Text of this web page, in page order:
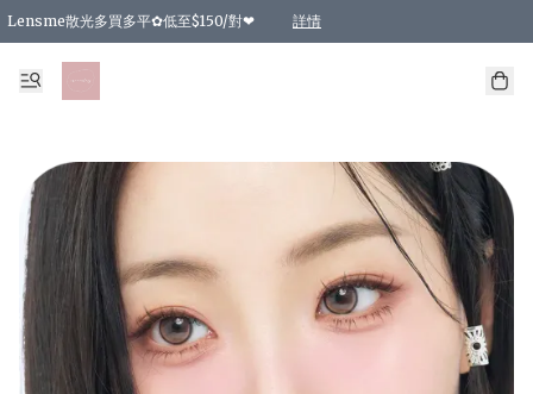
Lensme散光多買多平✿低至$150/對❤ 詳情
台灣Karacon⁩✧日拋 特價清貨❁⃘
日本韓國多款日/月拋現貨☼ 特價❤︎數量有限 售完即止
🇰🇷韓國多款月拋現貨 特價兩對$99✿數量有限 售完即止♫
精選商品，任選買2件或以上9 折；買4件或以上85 折；買6件或以上8 折
精選商品，任選買2件HKD 140.00；買4件HKD 260.00
精選商品，任選買2件HKD 190.00；買4件HKD 360.00
精選商品，任選買2件HKD 110.00；買4件HKD 180.00
精選商品，任選買2件HKD 170.00；買4件HKD 320.00
精選商品，任選買2件或以上減HKD 148.00
精選商品，任選買2件或以上減HKD 148.00
精選商品，任選買2件或以上95 折；買4件或以上9 折；買6件或以上85 折；買8件
精選商品，任選買12件或以上87 折
精選商品，任選買2件或以上減HKD 16.00；買4件或以上減HKD 32.00；買6
精選商品，任選買2件或以上95 折；買4件或以上9 折；買8件或以上85 折；買12
購物滿 HKD 800.00即享免運費優惠！（適用於 特定的送貨方式 )